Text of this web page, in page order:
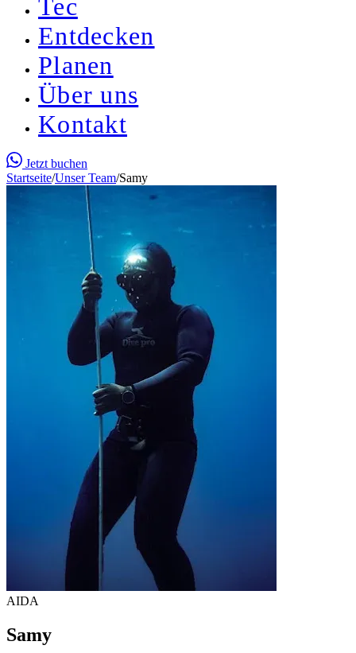
Tec
Entdecken
Planen
Über uns
Kontakt
Jetzt buchen
Startseite/Unser Team/Samy
AIDA
Samy